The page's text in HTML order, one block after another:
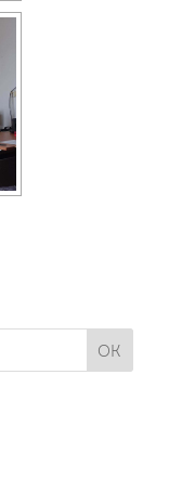
OK